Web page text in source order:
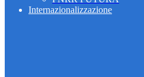
Internazionalizzazione